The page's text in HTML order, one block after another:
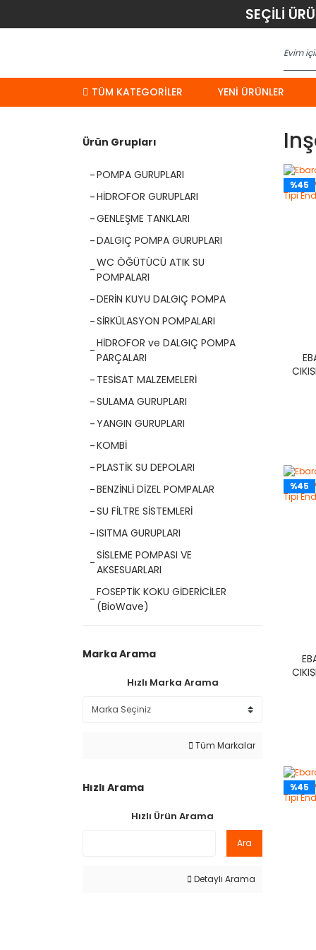
SEÇİLİ
TÜM KATEGORİLER YENI ÜRÜNLER
Ürün Grupları
POMPA GURUPLARI
HİDROFOR GURUPLARI
GENLEŞME TANKLARI
DALGIÇ POMPA GURUPLARI
WC ÖĞÜTÜCÜ ATIK SU
POMPALARI
DERİN KUYU DALGIÇ POMPA
SİRKÜLASYON POMPALARI
HİDROFOR ve DALGIÇ POMPA
PARÇALARI
TESİSAT MALZEMELERİ
SULAMA GURUPLARI
YANGIN GURUPLARI
KOMBİ
PLASTİK SU DEPOLARI
BENZİNLİ DİZEL POMPALAR
SU FİLTRE SİSTEMLERİ
ISITMA GURUPLARI
SİSLEME POMPASI VE
AKSESUARLARI
FOSEPTİK KOKU GİDERİCİLER
(BioWave)
Marka Arama
Hızlı Marka Arama
Tüm Markalar
Hızlı Arama
Hızlı Ürün Arama
Ara
Detaylı Arama
%45
%45
%45